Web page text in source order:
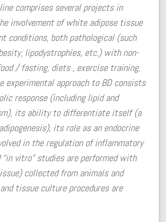
comprises several projects in
involvement of white adipose tissue
conditions, both pathological (such
lipodystrophies, etc.) with non-
/ fasting, diets , exercise training,
experimental approach to BD consists
response (including lipid and
its ability to differentiate itself (a
its role as an endocrine
in the regulation of inflammatory
“in vitro” studies are performed with
collected from animals and
tissue culture procedures are